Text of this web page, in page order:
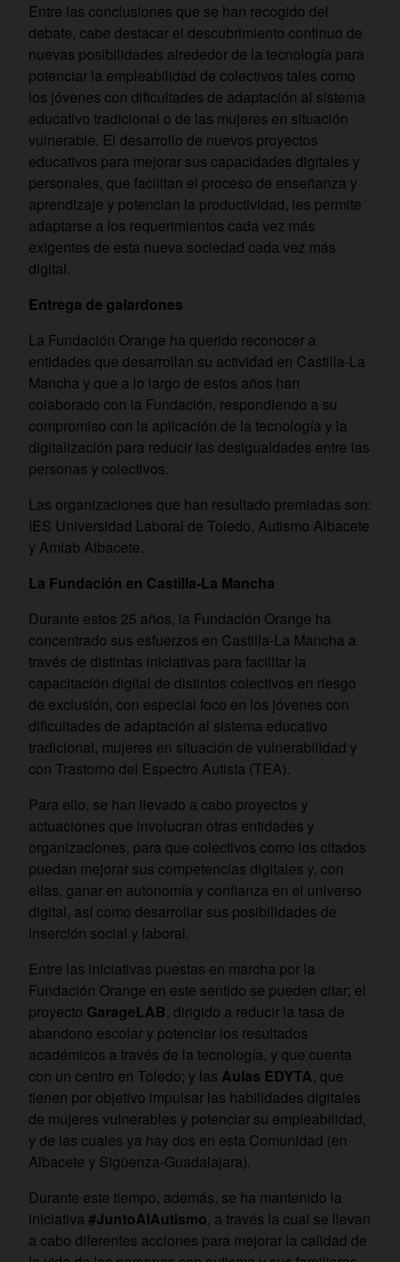
Entre las conclusiones que se han recogido del
debate, cabe destacar el descubrimiento continuo de
nuevas posibilidades alrededor de la tecnología para
potenciar la empleabilidad de colectivos tales como
los jóvenes con dificultades de adaptación al sistema
educativo tradicional o de las mujeres en situación
vulnerable. El desarrollo de nuevos proyectos
educativos para mejorar sus capacidades digitales y
personales, que facilitan el proceso de enseñanza y
aprendizaje y potencian la productividad, les permite
adaptarse a los requerimientos cada vez más
exigentes de esta nueva sociedad cada vez más
digital.
Entrega de galardones
La Fundación Orange ha querido reconocer a
entidades que desarrollan su actividad en Castilla-La
Mancha y que a lo largo de estos años han
colaborado con la Fundación, respondiendo a su
compromiso con la aplicación de la tecnología y la
digitalización para reducir las desigualdades entre las
personas y colectivos.
Las organizaciones que han resultado premiadas son:
IES Universidad Laboral de Toledo, Autismo Albacete
y Amiab Albacete.
La Fundación en Castilla-La Mancha
Durante estos 25 años, la Fundación Orange ha
concentrado sus esfuerzos en Castilla-La Mancha a
través de distintas iniciativas para facilitar la
capacitación digital de distintos colectivos en riesgo
de exclusión, con especial foco en los jóvenes con
dificultades de adaptación al sistema educativo
tradicional, mujeres en situación de vulnerabilidad y
con Trastorno del Espectro Autista (TEA).
Para ello, se han llevado a cabo proyectos y
actuaciones que involucran otras entidades y
organizaciones, para que colectivos como los citados
puedan mejorar sus competencias digitales y, con
ellas, ganar en autonomía y confianza en el universo
digital, así como desarrollar sus posibilidades de
inserción social y laboral.
Entre las iniciativas puestas en marcha por la
Fundación Orange en este sentido se pueden citar; el
proyecto GarageLAB, dirigido a reducir la tasa de
abandono escolar y potenciar los resultados
académicos a través de la tecnología, y que cuenta
con un centro en Toledo; y las Aulas EDYTA, que
tienen por objetivo impulsar las habilidades digitales
de mujeres vulnerables y potenciar su empleabilidad,
y de las cuales ya hay dos en esta Comunidad (en
Albacete y Sigüenza-Guadalajara).
Durante este tiempo, además, se ha mantenido la
iniciativa #JuntoAlAutismo, a través la cual se llevan
a cabo diferentes acciones para mejorar la calidad de